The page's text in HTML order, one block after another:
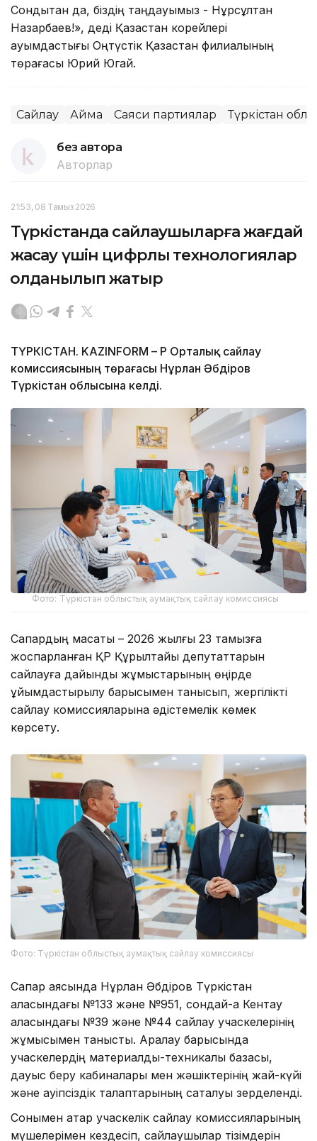
Сондықтан да, біздің таңдауымыз - Нұрсұлтан
Назарбаев!», деді Қазақстан корейлері
қауымдастығы Оңтүстік Қазақстан филиалының
төрағасы Юрий Югай.
Сайлау Аймақ Саяси партиялар Түркістан
без автора
Авторлар
21:53, 08 Тамыз 2026
Түркістанда сайлаушыларға жағдай
жасау үшін цифрлық технологиялар
қолданылып жатыр
ТҮРКІСТАН. KAZINFORM – ҚР Орталық сайлау
комиссиясының төрағасы Нұрлан Әбдіров
Түркістан облысына келді.
Фото: Түркістан облыстық аумақтық сайлау комиссиясы
Сапардың мақсаты – 2026 жылғы 23 тамызға
жоспарланған ҚР Құрылтайы депутаттарын
сайлауға дайындық жұмыстарының өңірде
ұйымдастырылу барысымен танысып, жергілікті
сайлау комиссияларына әдістемелік көмек
көрсету.
Фото: Түркістан облыстық аумақтық сайлау комиссиясы
Сапар аясында Нұрлан Әбдіров Түркістан
қаласындағы №133 және №951, сондай-ақ Кентау
қаласындағы №39 және №44 сайлау учаскелерінің
жұмысымен танысты. Аралау барысында
учаскелердің материалдық-техникалық базасы,
дауыс беру кабиналары мен жәшіктерінің жай-күйі
және қауіпсіздік талаптарының сақталуы зерделенді.
Сонымен қатар учаскелік сайлау комиссияларының
мүшелерімен кездесіп, сайлаушылар тізімдерін